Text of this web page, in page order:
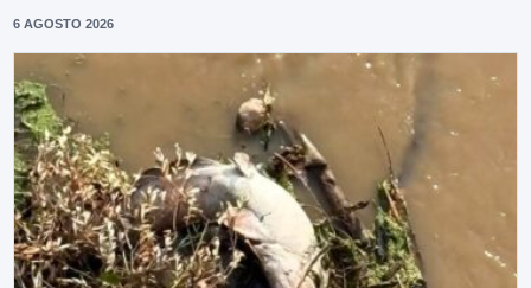
6 AGOSTO 2026